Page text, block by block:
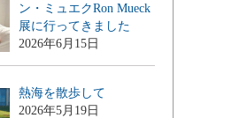
ン・ミュエクRon Mueck
展に行ってきました
2026年6月15日
熱海を散歩して
2026年5月19日